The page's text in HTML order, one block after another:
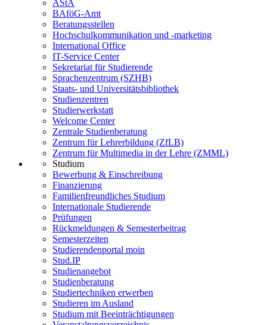
AStA
BAföG-Amt
Beratungsstellen
Hochschulkommunikation und -marketing
International Office
IT-Service Center
Sekretariat für Studierende
Sprachenzentrum (SZHB)
Staats- und Universitätsbibliothek
Studienzentren
Studierwerkstatt
Welcome Center
Zentrale Studienberatung
Zentrum für Lehrerbildung (ZfLB)
Zentrum für Multimedia in der Lehre (ZMML)
Studium
Bewerbung & Einschreibung
Finanzierung
Familienfreundliches Studium
Internationale Studierende
Prüfungen
Rückmeldungen & Semesterbeitrag
Semesterzeiten
Studierendenportal moin
Stud.IP
Studienangebot
Studienberatung
Studiertechniken erwerben
Studieren im Ausland
Studium mit Beeinträchtigungen